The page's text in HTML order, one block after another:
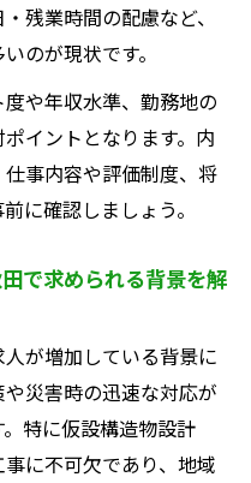
残業時間の配慮など、
のが現状です。
や年収水準、勤務地の
イントとなります。内
事内容や評価制度、将
に確認しましょう。
で求められる背景を解
が増加している背景に
災害時の迅速な対応が
特に仮設構造物設計
に不可欠であり、地域